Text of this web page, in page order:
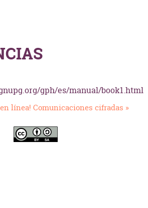
gph/es/manual/book1.html
línea! Comunicaciones cifradas »